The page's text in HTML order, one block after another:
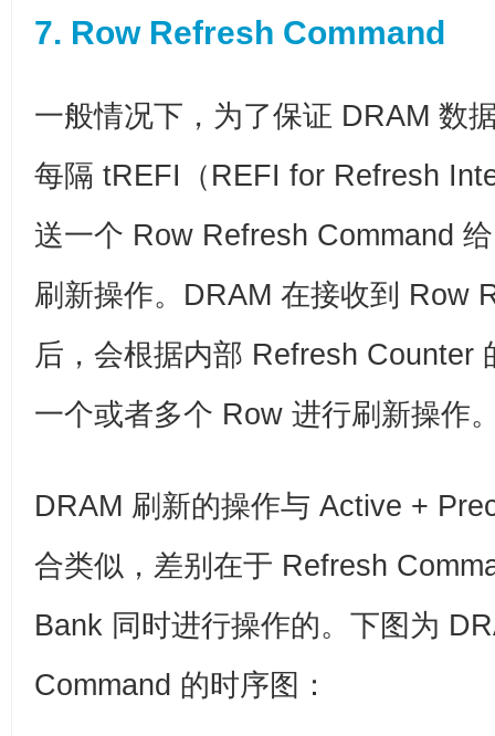
7. Row Refresh Command
一般情况下，为了保证 DRAM 数
每隔 tREFI（REFI for Refresh
送一个 Row Refresh Command
刷新操作。DRAM 在接收到 Row
后，会根据内部 Refresh Counter
一个或者多个 Row 进行刷新操作
DRAM 刷新的操作与 Active +
合类似，差别在于 Refresh
Bank 同时进行操作的。下图为
Command 的时序图：